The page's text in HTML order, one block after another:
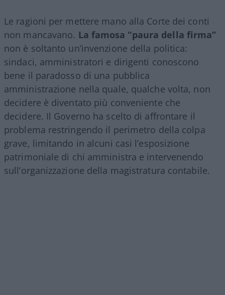
Le ragioni per mettere mano alla Corte dei conti
non mancavano. La famosa “paura della firma”
non è soltanto un’invenzione della politica:
sindaci, amministratori e dirigenti conoscono
bene il paradosso di una pubblica
amministrazione nella quale, qualche volta, non
decidere è diventato più conveniente che
decidere. Il Governo ha scelto di affrontare il
problema restringendo il perimetro della colpa
grave, limitando in alcuni casi l’esposizione
patrimoniale di chi amministra e intervenendo
sull’organizzazione della magistratura contabile.